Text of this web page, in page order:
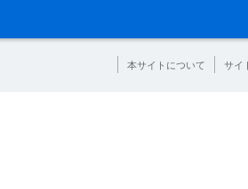
本サイトについて サイ